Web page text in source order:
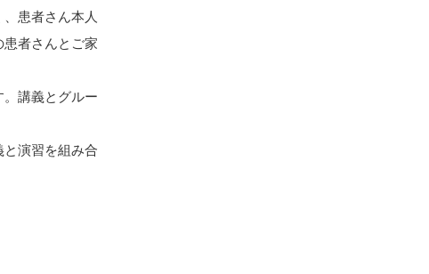
患者さん本人
者さんとご家
講義とグルー
演習を組み合